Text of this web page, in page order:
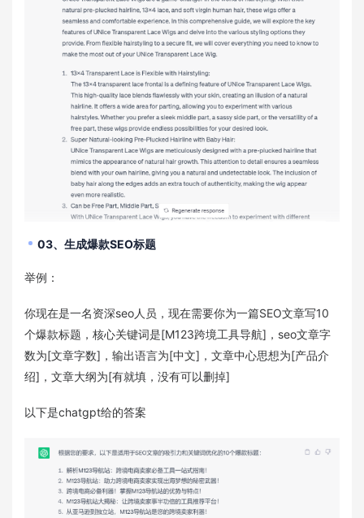
03、生成爆款SEO标题
举例：
你现在是一名资深seo人员，现在需要你为一篇SEO文章写10
个爆款标题，核心关键词是[M123跨境工具导航]，seo文章字
数为[文章字数]，输出语言为[中文]，文章中心思想为[产品介
绍]，文章大纲为[有就填，没有可以删掉]
以下是chatgpt给的答案